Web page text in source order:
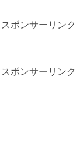
スポンサーリンク
スポンサーリンク